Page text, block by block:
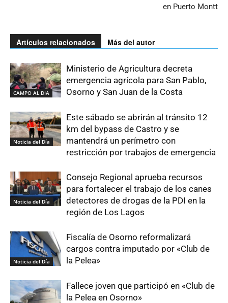
en Puerto Montt
Artículos relacionados Más del autor
CAMPO AL DIA
Ministerio de Agricultura decreta
emergencia agrícola para San Pablo,
Osorno y San Juan de la Costa
Noticia del Día
Este sábado se abrirán al tránsito 12
km del bypass de Castro y se
mantendrá un perímetro con
restricción por trabajos de emergencia
Noticia del Día
Consejo Regional aprueba recursos
para fortalecer el trabajo de los canes
detectores de drogas de la PDI en la
región de Los Lagos
Noticia del Día
Fiscalía de Osorno reformalizará
cargos contra imputado por «Club de
la Pelea»
Fallece joven que participó en «Club de
la Pelea en Osorno»